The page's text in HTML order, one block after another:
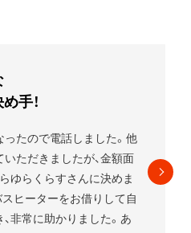
です!
ていましたがガスの給湯器に
するとすぐに段取りを組んでく
売りつけられるんじゃないか
ゆらくらすさんにお願いして